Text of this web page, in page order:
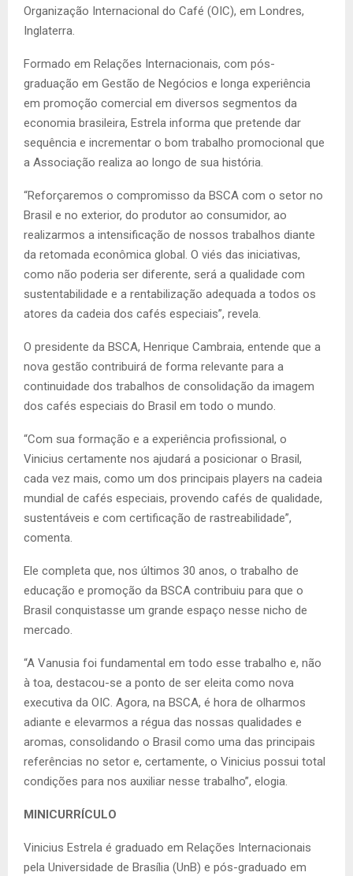
Organização Internacional do Café (OIC), em Londres,
Inglaterra.
Formado em Relações Internacionais, com pós-
graduação em Gestão de Negócios e longa experiência
em promoção comercial em diversos segmentos da
economia brasileira, Estrela informa que pretende dar
sequência e incrementar o bom trabalho promocional que
a Associação realiza ao longo de sua história.
“Reforçaremos o compromisso da BSCA com o setor no
Brasil e no exterior, do produtor ao consumidor, ao
realizarmos a intensificação de nossos trabalhos diante
da retomada econômica global. O viés das iniciativas,
como não poderia ser diferente, será a qualidade com
sustentabilidade e a rentabilização adequada a todos os
atores da cadeia dos cafés especiais”, revela.
O presidente da BSCA, Henrique Cambraia, entende que a
nova gestão contribuirá de forma relevante para a
continuidade dos trabalhos de consolidação da imagem
dos cafés especiais do Brasil em todo o mundo.
“Com sua formação e a experiência profissional, o
Vinicius certamente nos ajudará a posicionar o Brasil,
cada vez mais, como um dos principais players na cadeia
mundial de cafés especiais, provendo cafés de qualidade,
sustentáveis e com certificação de rastreabilidade”,
comenta.
Ele completa que, nos últimos 30 anos, o trabalho de
educação e promoção da BSCA contribuiu para que o
Brasil conquistasse um grande espaço nesse nicho de
mercado.
“A Vanusia foi fundamental em todo esse trabalho e, não
à toa, destacou-se a ponto de ser eleita como nova
executiva da OIC. Agora, na BSCA, é hora de olharmos
adiante e elevarmos a régua das nossas qualidades e
aromas, consolidando o Brasil como uma das principais
referências no setor e, certamente, o Vinicius possui total
condições para nos auxiliar nesse trabalho”, elogia.
MINICURRÍCULO
Vinicius Estrela é graduado em Relações Internacionais
pela Universidade de Brasília (UnB) e pós-graduado em